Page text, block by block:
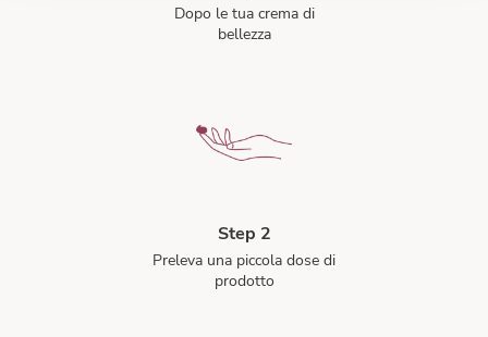
Dopo le tua crema di
bellezza
Step 2
Preleva una piccola dose di
prodotto